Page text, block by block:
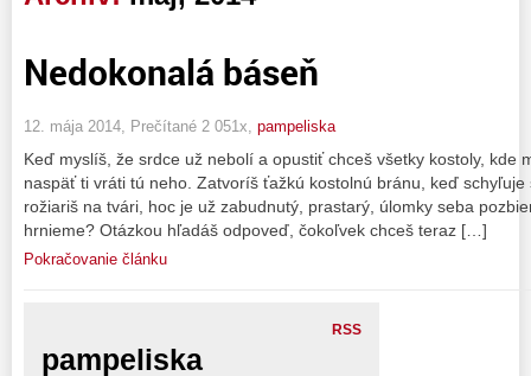
Nedokonalá báseň
12. mája 2014, Prečítané 2 051x, pampeliska
Keď myslíš, že srdce už nebolí a opustiť chceš všetky kostoly, kde
naspäť ti vráti tú neho. Zatvoríš ťažkú kostolnú bránu, keď
rožiariš na tvári, hoc je už zabudnutý, prastarý, úlomky seba
hrnieme? Otázkou hľadáš odpoveď, čokoľvek chceš teraz […]
Pokračovanie článku
RSS
pampeliska